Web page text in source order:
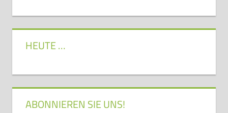
HEUTE …
ABONNIEREN SIE UNS!